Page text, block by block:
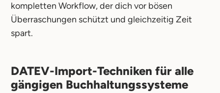
kompletten Workflow, der dich vor bösen
Überraschungen schützt und gleichzeitig Zeit
spart.
DATEV-Import-Techniken für alle
gängigen Buchhaltungssysteme